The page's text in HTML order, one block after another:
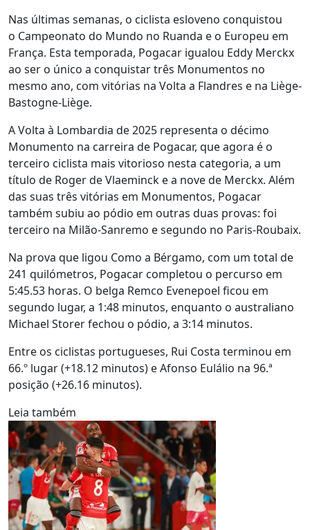
Nas últimas semanas, o ciclista esloveno conquistou
o Campeonato do Mundo no Ruanda e o Europeu em
França. Esta temporada, Pogacar igualou Eddy Merckx
ao ser o único a conquistar três Monumentos no
mesmo ano, com vitórias na Volta a Flandres e na Liège-
Bastogne-Liège.
A Volta à Lombardia de 2025 representa o décimo
Monumento na carreira de Pogacar, que agora é o
terceiro ciclista mais vitorioso nesta categoria, a um
título de Roger de Vlaeminck e a nove de Merckx. Além
das suas três vitórias em Monumentos, Pogacar
também subiu ao pódio em outras duas provas: foi
terceiro na Milão-Sanremo e segundo no Paris-Roubaix.
Na prova que ligou Como a Bérgamo, com um total de
241 quilómetros, Pogacar completou o percurso em
5:45.53 horas. O belga Remco Evenepoel ficou em
segundo lugar, a 1:48 minutos, enquanto o australiano
Michael Storer fechou o pódio, a 3:14 minutos.
Entre os ciclistas portugueses, Rui Costa terminou em
66.º lugar (+18.12 minutos) e Afonso Eulálio na 96.ª
posição (+26.16 minutos).
Leia também